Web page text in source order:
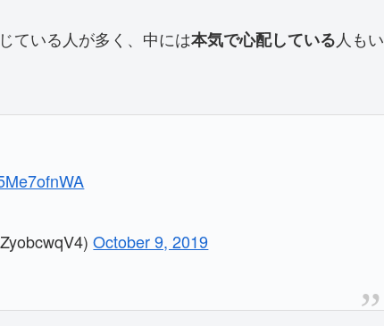
ている人が多く、中には本気で心配している人もい
October 9, 2019